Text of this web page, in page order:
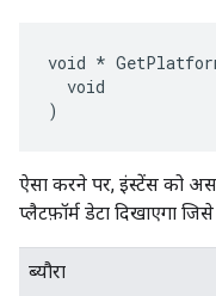
void *
  void
)
ऐसा करने पर, इंस्टेंस को
प्लैटफ़ॉर्म डेटा दिखाएगा
ब्यौरा